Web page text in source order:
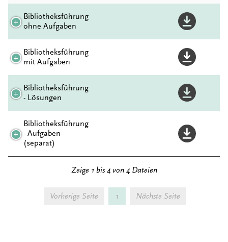
Bibliotheksführung
ohne Aufgaben
Bibliotheksführung
mit Aufgaben
Bibliotheksführung
- Lösungen
Bibliotheksführung
- Aufgaben
(separat)
Zeige 1 bis 4 von 4 Dateien
Vorherige Seite 1 Nächste Seite